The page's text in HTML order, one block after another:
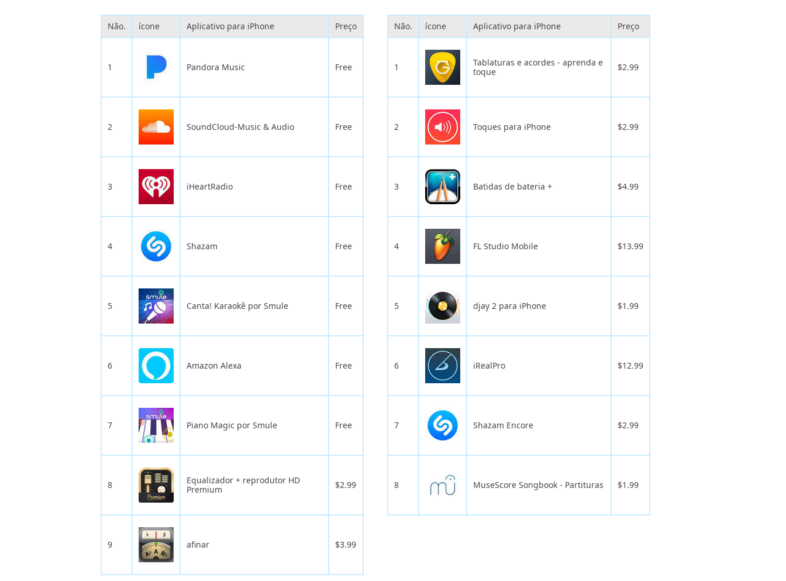
Não. ícone Aplicativo para iPhone Preço
1 Pandora Music Free
2 SoundCloud-Music & Audio Free
3 iHeartRadio Free
4 Shazam Free
5 Canta! Karaokê por Smule Free
6 Amazon Alexa Free
7 Piano Magic por Smule Free
8
Equalizador + reprodutor HD
Premium
$2.99
9 afinar $3.99
Não. ícone Aplicativo para iPhone Preço
1
Tablaturas e acordes - aprenda e
toque
$2.99
2 Toques para iPhone $2.99
3 Batidas de bateria + $4.99
4 FL Studio Mobile $13.99
5 djay 2 para iPhone $1.99
6 iRealPro $12.99
7 Shazam Encore $2.99
8 MuseScore Songbook - Partituras $1.99